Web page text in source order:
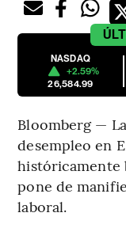
NASDAQ
+2.59%
26,584.99
Bloomberg —
desempleo en
históricamente
pone de
laboral.